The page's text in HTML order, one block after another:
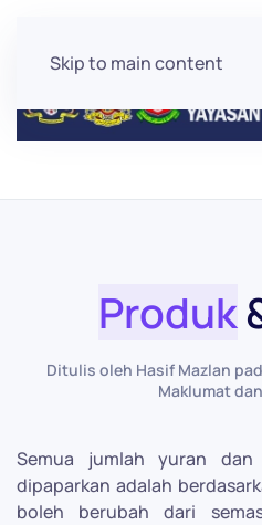
Skip to main content
Produk
Ditulis oleh Hasif Mazlan
Maklumat
Semua jumlah yuran
dipaparkan adalah
boleh berubah dari